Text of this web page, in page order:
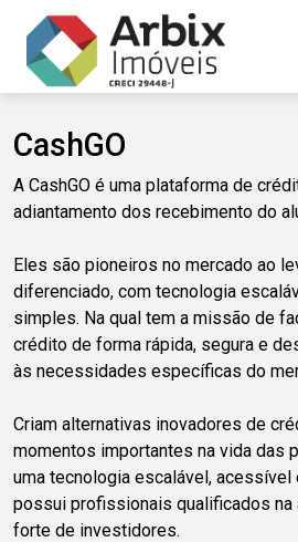
CashGO
A CashGO é uma plataforma de
adiantamento dos recebimento do
Eles são pioneiros no mercado ao
diferenciado, com tecnologia
simples. Na qual tem a missão de
crédito de forma rápida, segura e
às necessidades específicas do
Criam alternativas inovadores de
momentos importantes na vida das
uma tecnologia escalável,
possui profissionais qualificados na
forte de investidores.